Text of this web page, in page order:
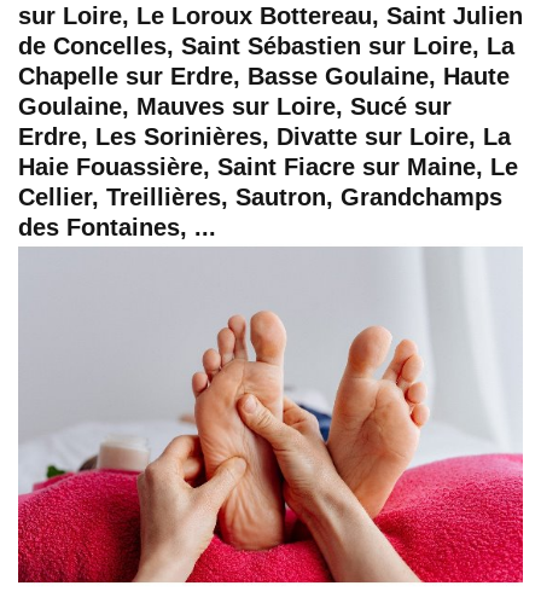
sur Loire, Le Loroux Bottereau, Saint Julien
de Concelles, Saint Sébastien sur Loire, La
Chapelle sur Erdre, Basse Goulaine, Haute
Goulaine, Mauves sur Loire, Sucé sur
Erdre, Les Sorinières, Divatte sur Loire, La
Haie Fouassière, Saint Fiacre sur Maine, Le
Cellier, Treillières, Sautron, Grandchamps
des Fontaines, ...